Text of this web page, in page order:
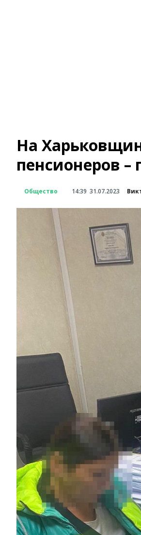
На
пенсионеров –
Общество 14:39 31.07.2023